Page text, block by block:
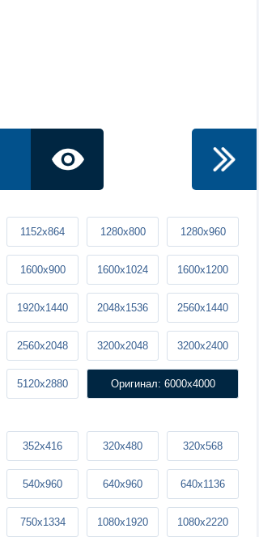
1152x864 1280x800 1280x960
1600x900 1600x1024 1600x1200
1920x1440 2048x1536 2560x1440
2560x2048 3200x2048 3200x2400
5120x2880 Оригинал: 6000x4000
352x416 320x480 320x568
540x960 640x960 640x1136
750x1334 1080x1920 1080x2220